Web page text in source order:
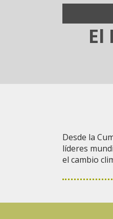
Desde la
líderes
el cambio